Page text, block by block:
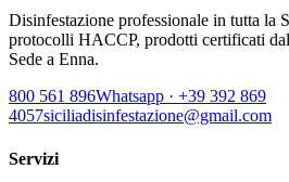
Disinfestazione professionale in tutta la
protocolli HACCP, prodotti certificati
Sede a Enna.
800 561 896Whatsapp · +39 392 869
4057siciliadisinfestazione@gmail.com
Servizi